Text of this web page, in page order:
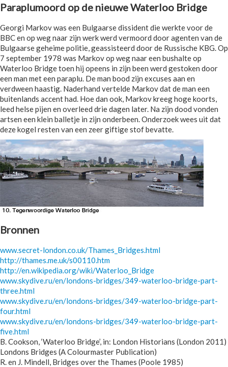
Paraplumoord op de nieuwe Waterloo Bridge
Georgi Markov was een Bulgaarse dissident die werkte voor de
BBC en op weg naar zijn werk werd vermoord door agenten van de
Bulgaarse geheime politie, geassisteerd door de Russische KBG. Op
7 september 1978 was Markov op weg naar een bushalte op
Waterloo Bridge toen hij opeens in zijn been werd gestoken door
een man met een paraplu. De man bood zijn excuses aan en
verdween haastig. Naderhand vertelde Markov dat de man een
buitenlands accent had. Hoe dan ook, Markov kreeg hoge koorts,
leed helse pijen en overleed drie dagen later. Na zijn dood vonden
artsen een klein balletje in zijn onderbeen. Onderzoek wees uit dat
deze kogel resten van een zeer giftige stof bevatte.
Bronnen
www.secret-london.co.uk/Thames_Bridges.html
http://thames.me.uk/s00110.htm
http://en.wikipedia.org/wiki/Waterloo_Bridge
www.skydive.ru/en/londons-bridges/349-waterloo-bridge-part-
three.html
www.skydive.ru/en/londons-bridges/349-waterloo-bridge-part-
four.html
www.skydive.ru/en/londons-bridges/349-waterloo-bridge-part-
five.html
B. Cookson, ‘Waterloo Bridge’, in: London Historians (London 2011)
Londons Bridges (A Colourmaster Publication)
R. en J. Mindell, Bridges over the Thames (Poole 1985)